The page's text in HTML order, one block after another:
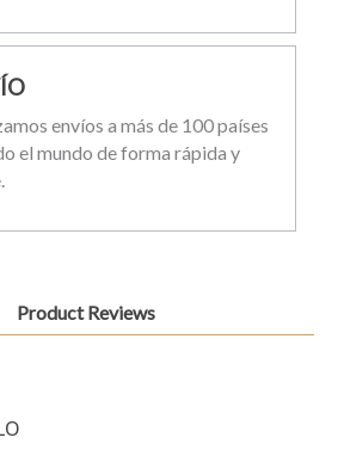
envíos a más de 100 países
el mundo de forma rápida y
Product Reviews